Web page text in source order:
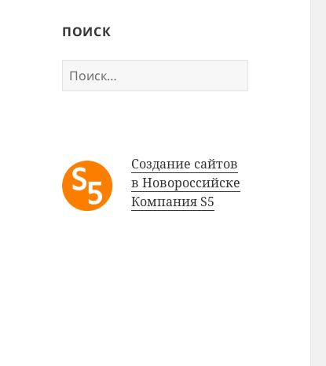
ПОИСК
Найти:
Создание сайтов
в Новороссийске
Компания S5